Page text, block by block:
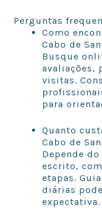
Perguntas
Como
Cabo de
Busque
avaliações,
visitas.
para
Quanto
Cabo de
Depende
escrito,
etapas.
diárias
expectativa.